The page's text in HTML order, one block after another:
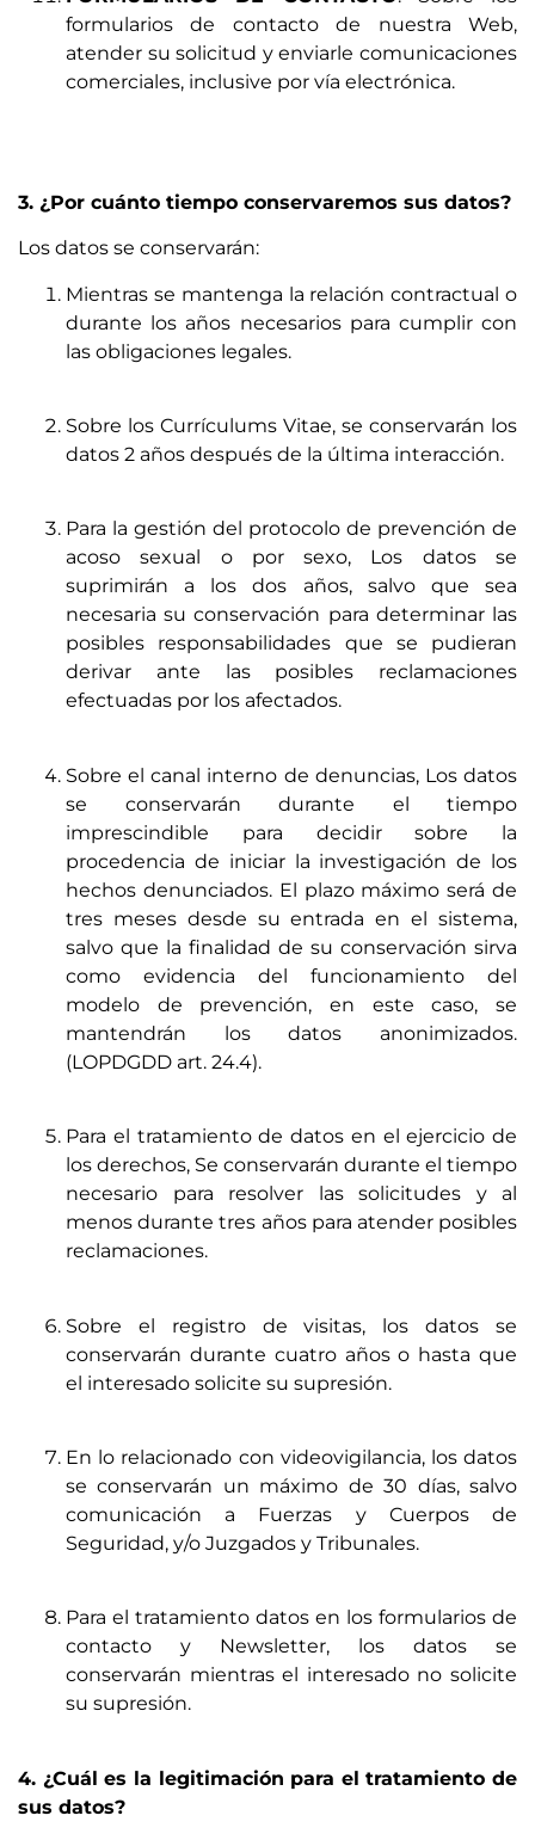
formularios de contacto de nuestra Web,
atender su solicitud y enviarle comunicaciones
comerciales, inclusive por vía electrónica.
3. ¿Por cuánto tiempo conservaremos sus datos?
Los datos se conservarán:
Mientras se mantenga la relación contractual o
durante los años necesarios para cumplir con
las obligaciones legales.
Sobre los Currículums Vitae, se conservarán los
datos 2 años después de la última interacción.
Para la gestión del protocolo de prevención de
acoso sexual o por sexo, Los datos se
suprimirán a los dos años, salvo que sea
necesaria su conservación para determinar las
posibles responsabilidades que se pudieran
derivar ante las posibles reclamaciones
efectuadas por los afectados.
Sobre el canal interno de denuncias, Los datos
se conservarán durante el tiempo
imprescindible para decidir sobre la
procedencia de iniciar la investigación de los
hechos denunciados. El plazo máximo será de
tres meses desde su entrada en el sistema,
salvo que la finalidad de su conservación sirva
como evidencia del funcionamiento del
modelo de prevención, en este caso, se
mantendrán los datos anonimizados.
(LOPDGDD art. 24.4).
Para el tratamiento de datos en el ejercicio de
los derechos, Se conservarán durante el tiempo
necesario para resolver las solicitudes y al
menos durante tres años para atender posibles
reclamaciones.
Sobre el registro de visitas, los datos se
conservarán durante cuatro años o hasta que
el interesado solicite su supresión.
En lo relacionado con videovigilancia, los datos
se conservarán un máximo de 30 días, salvo
comunicación a Fuerzas y Cuerpos de
Seguridad, y/o Juzgados y Tribunales.
Para el tratamiento datos en los formularios de
contacto y Newsletter, los datos se
conservarán mientras el interesado no solicite
su supresión.
4. ¿Cuál es la legitimación para el tratamiento de
sus datos?